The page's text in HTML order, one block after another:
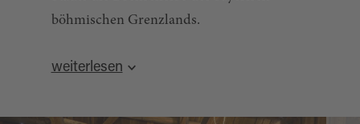
böhmischen Grenzlands.
Heute wandern Sie auf dem Verbindungsweg
weiterlesen